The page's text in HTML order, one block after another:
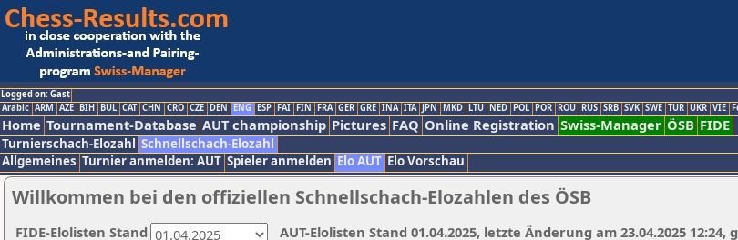
Logged on: Gast
Arabic ARM AZE BIH BUL CAT CHN CRO CZE DEN ENG ESP FAI FIN FRA GER GRE INA ITA JPN MKD LTU NED POL POR ROU RUS SRB SVK SWE TUR UKR VIE
Home Tournament-Database AUT championship Pictures FAQ Online Registration Swiss-Manager ÖSB FIDE
Turnierschach-Elozahl Schnellschach-Elozahl
Allgemeines Turnier anmelden: AUT Spieler anmelden Elo AUT Elo Vorschau
Willkommen bei den offiziellen Schnellschach-Elozahlen des ÖSB
AUT-Elolisten Stand 01.04.2025, letzte Änderung am 23.04.2025
FIDE-Elolisten Stand